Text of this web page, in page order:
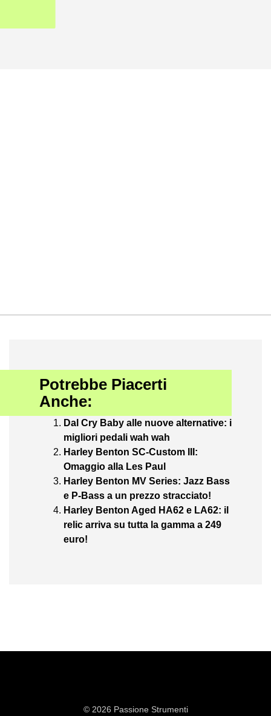
Potrebbe Piacerti
Anche:
Dal Cry Baby alle nuove alternative: i
migliori pedali wah wah
Harley Benton SC-Custom III:
Omaggio alla Les Paul
Harley Benton MV Series: Jazz Bass
e P-Bass a un prezzo stracciato!
Harley Benton Aged HA62 e LA62: il
relic arriva su tutta la gamma a 249
euro!
© 2026 Passione Strumenti